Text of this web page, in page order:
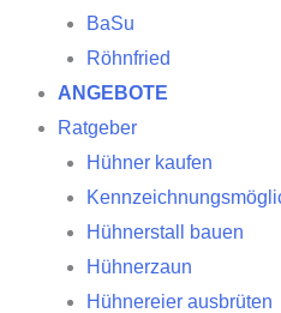
BaSu
Röhnfried
ANGEBOTE
Ratgeber
Hühner kaufen
Hühnerstall bauen
Hühnerzaun
Hühnereier ausbrüten